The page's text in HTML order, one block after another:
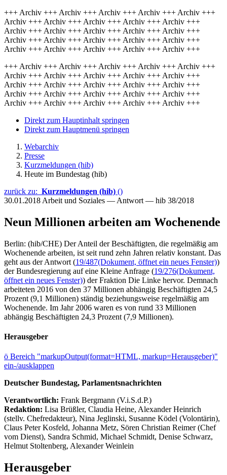
+++ Archiv +++ Archiv +++ Archiv +++ Archiv +++ Archiv +++
Archiv +++ Archiv +++ Archiv +++ Archiv +++ Archiv +++
Archiv +++ Archiv +++ Archiv +++ Archiv +++ Archiv +++
Archiv +++ Archiv +++ Archiv +++ Archiv +++ Archiv +++
Archiv +++ Archiv +++ Archiv +++ Archiv +++ Archiv +++
+++ Archiv +++ Archiv +++ Archiv +++ Archiv +++ Archiv +++
Archiv +++ Archiv +++ Archiv +++ Archiv +++ Archiv +++
Archiv +++ Archiv +++ Archiv +++ Archiv +++ Archiv +++
Archiv +++ Archiv +++ Archiv +++ Archiv +++ Archiv +++
Archiv +++ Archiv +++ Archiv +++ Archiv +++ Archiv +++
Direkt zum Hauptinhalt springen
Direkt zum Hauptmenü springen
Webarchiv
Presse
Kurzmeldungen (hib)
Heute im Bundestag (hib)
zurück zu: Kurzmeldungen (hib) ()
30.01.2018 Arbeit und Soziales — Antwort — hib 38/2018
Neun Millionen arbeiten am Wochenende
Berlin: (hib/CHE) Der Anteil der Beschäftigten, die regelmäßig am
Wochenende arbeiten, ist seit rund zehn Jahren relativ konstant. Das
geht aus der Antwort (19/487(Dokument, öffnet ein neues Fenster))
der Bundesregierung auf eine Kleine Anfrage (19/276(Dokument,
öffnet ein neues Fenster)) der Fraktion Die Linke hervor. Demnach
arbeiteten 2016 von den 37 Millionen abhängig Beschäftigten 24,5
Prozent (9,1 Millionen) ständig beziehungsweise regelmäßig am
Wochenende. Im Jahr 2006 waren es von rund 33 Millionen
abhängig Beschäftigten 24,3 Prozent (7,9 Millionen).
Herausgeber
ö Bereich "markupOutput(format=HTML, markup=Herausgeber)"
ein-/ausklappen
Deutscher Bundestag, Parlamentsnachrichten
Verantwortlich: Frank Bergmann (V.i.S.d.P.)
Redaktion: Lisa Brüßler, Claudia Heine, Alexander Heinrich
(stellv. Chefredakteur), Nina Jeglinski, Susanne Ködel (Volontärin),
Claus Peter Kosfeld, Johanna Metz, Sören Christian Reimer (Chef
vom Dienst), Sandra Schmid, Michael Schmidt, Denise Schwarz,
Helmut Stoltenberg, Alexander Weinlein
Herausgeber